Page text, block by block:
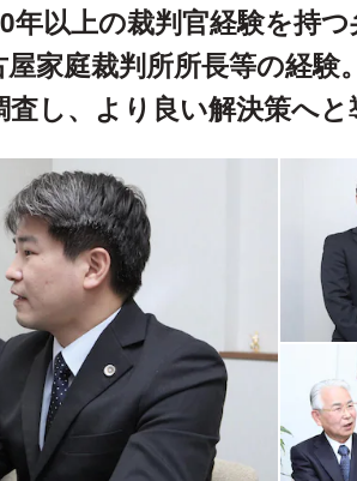
年以上の裁判官経験を持
家庭裁判所所長等の経験
し、より良い解決策へと